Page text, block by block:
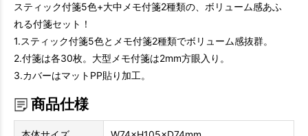
スティック付箋5色+大中メモ付箋2種類の、ボリューム感あふ
れる付箋セット！
1.スティック付箋5色とメモ付箋2種類でボリューム感抜群。
2.付箋は各30枚。大型メモ付箋は2mm方眼入り。
3.カバーはマットPP貼り加工。
商品仕様